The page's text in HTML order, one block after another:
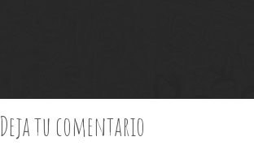
Deja tu comentario